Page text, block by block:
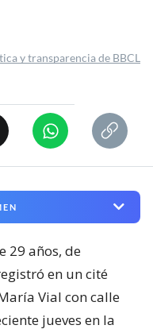
y transparencia de BBCL
29 años, de
en un cité
Vial con calle
jueves en la